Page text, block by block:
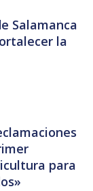
Salamanca
la
para